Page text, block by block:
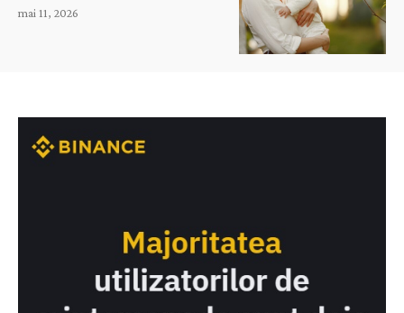
mai 11, 2026